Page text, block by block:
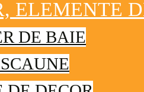
ELEMENTE
DE BAIE